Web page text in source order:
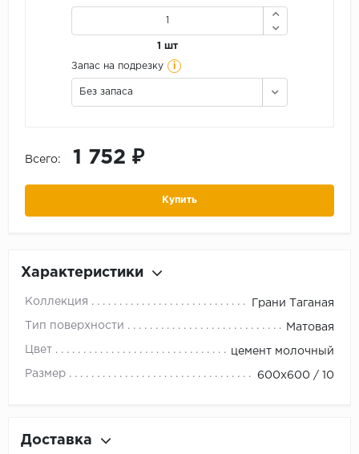
1 шт
Запас на подрезку i
Без запаса
Всего: 1 752 ₽
Купить
Характеристики
Коллекция Грани Таганая
Тип поверхности Матовая
Цвет цемент молочный
Размер 600х600 / 10
Доставка